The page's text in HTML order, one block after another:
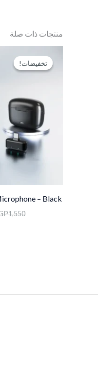
منتجات ذات صلة
تخفيضات!
تخفيضات!
– Black
1,550